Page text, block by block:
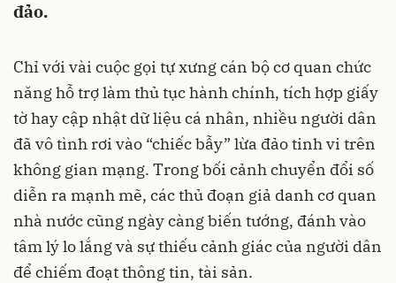
đảo.
Chỉ với vài cuộc gọi tự xưng cán bộ cơ quan chức
năng hỗ trợ làm thủ tục hành chính, tích hợp giấy
tờ hay cập nhật dữ liệu cá nhân, nhiều người dân
đã vô tình rơi vào “chiếc bẫy” lừa đảo tinh vi trên
không gian mạng. Trong bối cảnh chuyển đổi số
diễn ra mạnh mẽ, các thủ đoạn giả danh cơ quan
nhà nước cũng ngày càng biến tướng, đánh vào
tâm lý lo lắng và sự thiếu cảnh giác của người dân
để chiếm đoạt thông tin, tài sản.